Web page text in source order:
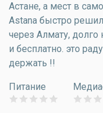
Астане, а мест в
Astana быстро
через Алмату,
и бесплатно. это
держать !!
Питание